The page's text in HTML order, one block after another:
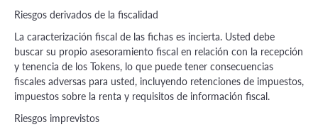
Riesgos derivados de la fiscalidad
La caracterización fiscal de las fichas es incierta. Usted debe
buscar su propio asesoramiento fiscal en relación con la recepción
y tenencia de los Tokens, lo que puede tener consecuencias
fiscales adversas para usted, incluyendo retenciones de impuestos,
impuestos sobre la renta y requisitos de información fiscal.
Riesgos imprevistos